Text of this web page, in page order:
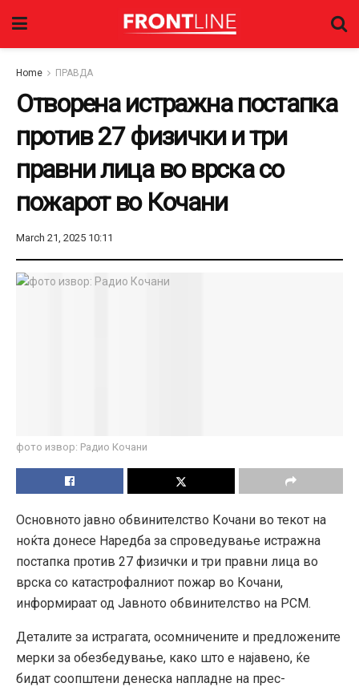
Home ПРАВДА
Отворена истражна постапка
против 27 физички и три
правни лица во врска со
пожарот во Кочани
March 21, 2025 10:11
фото извор: Радио Кочани
Основното јавно обвинителство Кочани во текот на
ноќта донесе Наредба за спроведување истражна
постапка против 27 физички и три правни лица во
врска со катастрофалниот пожар во Кочани,
информираат од Јавното обвинителство на РСМ.
Деталите за истрагата, осомничените и предложените
мерки за обезбедување, како што е најавено, ќе
бидат соопштени денеска напладне на прес-